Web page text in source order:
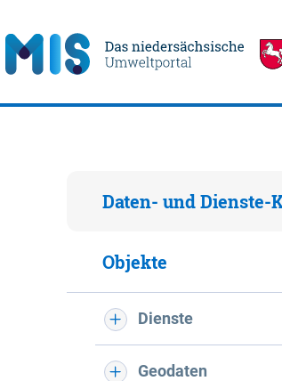
Daten- und
Objekte
Dienste
Geodaten